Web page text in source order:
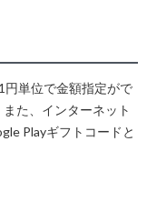
円単位で金額指定がで
た、インターネット
Playギフトコードと